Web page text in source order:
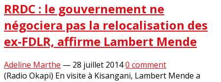
RRDC : le gouvernement ne
négociera pas la relocalisation des
ex-FDLR, affirme Lambert Mende
Adeline Marthe — 28 juillet 20140 comment
(Radio Okapi) En visite à Kisangani, Lambert Mende a